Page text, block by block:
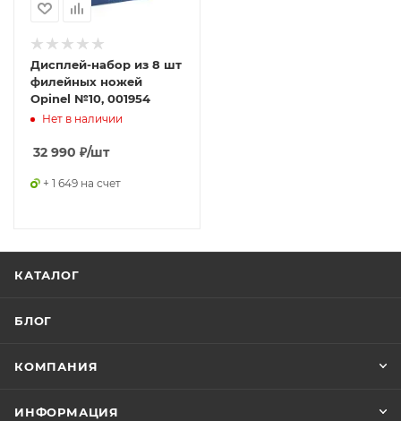
Дисплей-набор из 8 шт
филейных ножей
Opinel №10, 001954
Нет в наличии
32 990 ₽/шт
+ 1 649 на счет
КАТАЛОГ
БЛОГ
КОМПАНИЯ
ИНФОРМАЦИЯ